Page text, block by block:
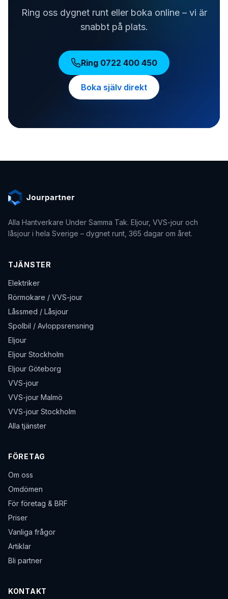
Ring oss dygnet runt eller boka online – vi är
snabbt på plats.
Ring 0722 400 450
Boka själv direkt
Alla Hantverkare Under Samma Tak. Eljour, VVS-jour och
låsjour i hela Sverige – dygnet runt, 365 dagar om året.
TJÄNSTER
Elektriker
Rörmokare / VVS-jour
Låssmed / Låsjour
Spolbil / Avloppsrensning
Eljour
Eljour Stockholm
Eljour Göteborg
VVS-jour
VVS-jour Malmö
VVS-jour Stockholm
Alla tjänster
FÖRETAG
Om oss
Omdömen
För företag & BRF
Priser
Vanliga frågor
Artiklar
Bli partner
KONTAKT